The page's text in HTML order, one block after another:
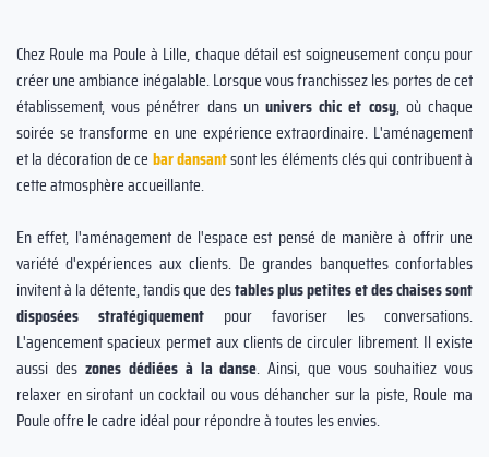
Chez Roule ma Poule à Lille, chaque détail est soigneusement conçu pour
créer une ambiance inégalable. Lorsque vous franchissez les portes de cet
établissement, vous pénétrer dans un univers chic et cosy, où chaque
soirée se transforme en une expérience extraordinaire. L'aménagement
et la décoration de ce bar dansantsont les éléments clés qui contribuent à
cette atmosphère accueillante.
En effet, l'aménagement de l'espace est pensé de manière à offrir une
variété d'expériences aux clients. De grandes banquettes confortables
invitent à la détente, tandis que destables plus petites et des chaises sont
disposées stratégiquement pour favoriser les conversations.
L'agencement spacieux permet aux clients de circuler librement. Il existe
aussi des zones dédiées à la danse. Ainsi, que vous souhaitiez vous
relaxer en sirotant un cocktail ou vous déhancher sur la piste, Roule ma
Poule offre le cadre idéal pour répondre à toutes les envies.